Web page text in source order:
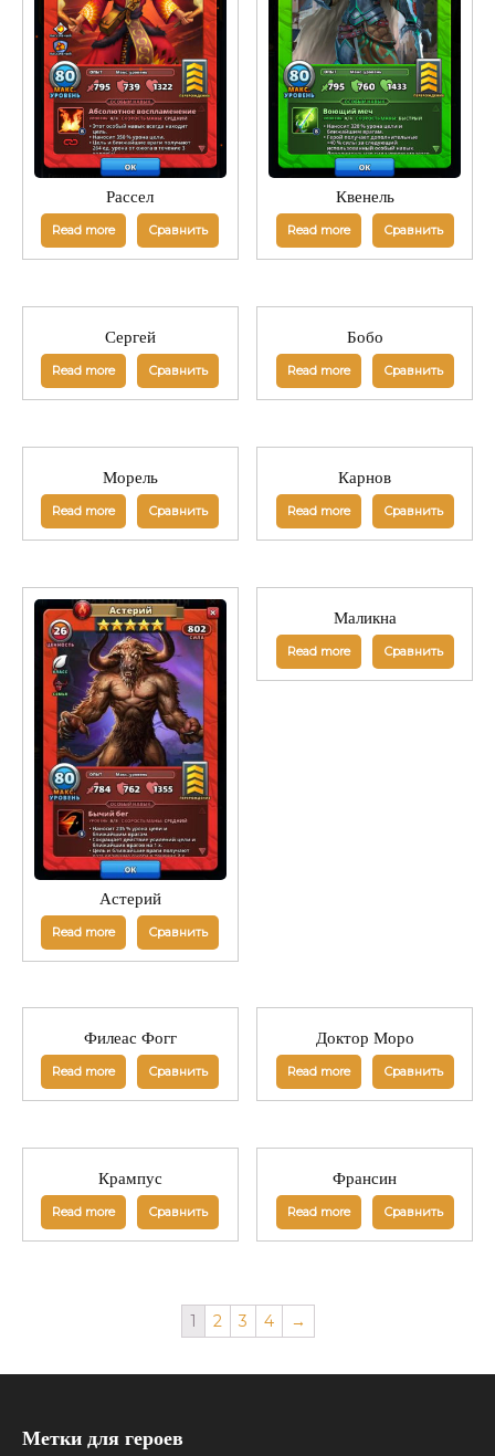
Рассел
Read more Сравнить
Квенель
Read more Сравнить
Сергей
Read more Сравнить
Бобо
Read more Сравнить
Морель
Read more Сравнить
Карнов
Read more Сравнить
Астерий
Read more Сравнить
Маликна
Read more Сравнить
Филеас Фогг
Read more Сравнить
Доктор Моро
Read more Сравнить
Крампус
Read more Сравнить
Франсин
Read more Сравнить
1 2 3 4 →
Метки для героев